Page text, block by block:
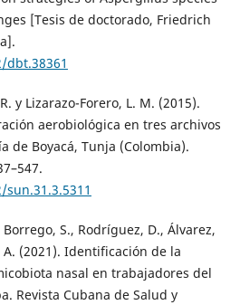
[Tesis de doctorado, Friedrich
y Lizarazo-Forero, L. M. (2015).
aerobiológica en tres archivos
de Boyacá, Tunja (Colombia).
S., Rodríguez, D., Álvarez,
(2021). Identificación de la
nasal en trabajadores del
Revista Cubana de Salud y